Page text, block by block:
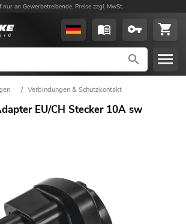
nur an Gewerbetreibende. Preise zzgl. MwSt.
/ Verbindungen & Schutzkontakt
EU/CH Stecker 10A sw